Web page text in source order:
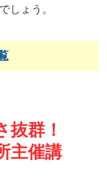
しょう。
抜群！
主催講